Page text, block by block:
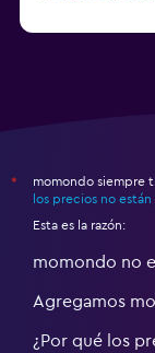
*
momondo siempre
los precios no
Esta es la razón:
momondo no
Agregamos
¿Por qué los